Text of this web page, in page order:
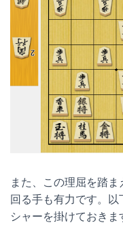
また、この理屈を踏ま
回る手も有力です。
シャーを掛けておき